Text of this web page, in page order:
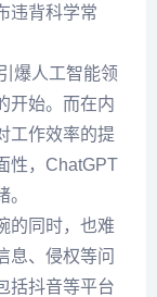
违背科学常
爆人工智能领
开始。而在内
工作效率的提
性，ChatGPT
的同时，也难
息、侵权等问
括抖音等平台